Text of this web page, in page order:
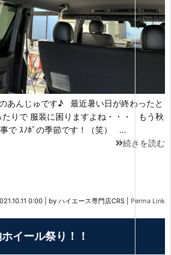
あんじゅです♪ 最近暑い日が終わったと
たりで 服装に困りますよね・・・ もう秋
で ｽﾉﾎﾞの季節です！（笑） …
続きを読む
0:00 by ハイエース専門店CRS Perma Link
イール祭り！！